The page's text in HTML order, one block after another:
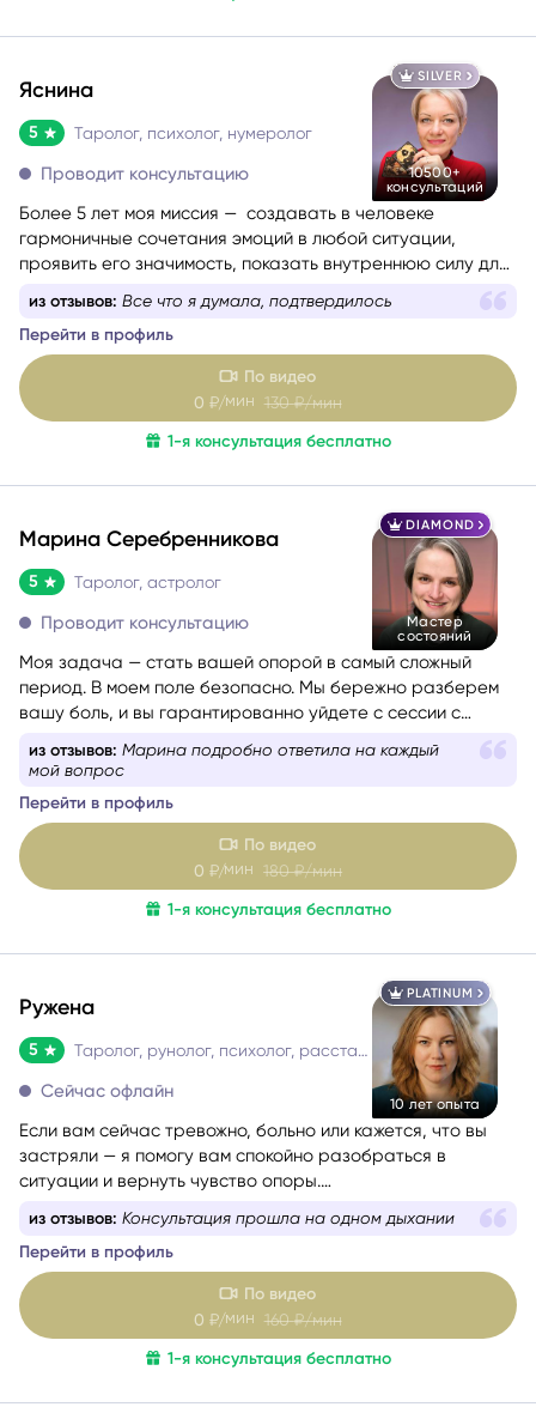
SILVER
10500+
консультаций
Яснина
5 Таролог, психолог, нумеролог
Проводит консультацию
Более 5 лет моя миссия — создавать в человеке
гармоничные сочетания эмоций в любой ситуации,
проявить его значимость, показать внутреннюю силу для
самопомощи, сбалансировать энергии в зависимости от
ситуации.
из отзывов: Все что я думала, подтвердилось
Перейти в профиль
По видео
0 ₽/мин 130 ₽/мин
1-я консультация бесплатно
DIAMOND
Мастер
состояний
Марина Серебренникова
5 Таролог, астролог
Проводит консультацию
Моя задача — стать вашей опорой в самый сложный
период. В моем поле безопасно. Мы бережно разберем
вашу боль, и вы гарантированно уйдете с сессии с
новыми силами, вдохновением и верой в себя. Я таролог
и консультант с глубоким жизненным опытом. Мой подход
её внутреннюю логику, причины и возможные варианты
развития, чтобы вы могли опереться на это в своих
решениях. Я не работаю через оценки «правильно/
неправильно». Я помогаю увидеть картину честно и
спокойно — и выбрать тот путь, который будет для вас
из отзывов: Марина подробно ответила на каждый
мой вопрос
Перейти в профиль
По видео
0 ₽/мин180 ₽/мин
1-я консультация бесплатно
PLATINUM
10 лет опыта
Ружена
5 Таролог, рунолог, психолог, расстановщик
Сейчас офлайн
Если вам сейчас тревожно, больно или кажется, что вы
застряли — я помогу вам спокойно разобраться в
ситуации и вернуть чувство опоры.
осуждённой. Я мягко и бережно проведу вас через
сложные эмоции, помогу увидеть перспективу и найти
решение, которое принесёт облегчение.
из отзывов: Консультация прошла на одном дыхании
Перейти в профиль
По видео
0 ₽/мин 160 ₽/мин
1-я консультация бесплатно